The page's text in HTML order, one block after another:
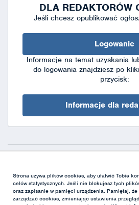
DLA REDAKTORÓW
Jeśli chcesz opublikować
Logowanie
Informacje na temat uzyskania
do logowania znajdziesz po
przycisk:
Informacje dla
Strona używa plików cookies, aby ułatwić Tobie
celów statystycznych. Jeśli nie blokujesz tych
oraz zapisanie w pamięci urządzenia. Pamiętaj,
zarządzać cookies, zmieniając ustawienia